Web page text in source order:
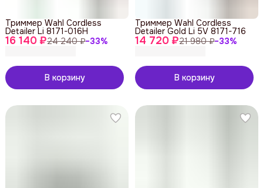
16 140 ₽24 240 ₽−33%
Триммер Wahl Cordless
Detailer Li 8171-016H
В корзину
14 720 ₽21 980 ₽−33%
Триммер Wahl Cordless
Detailer Gold Li 5V 8171-716
В корзину